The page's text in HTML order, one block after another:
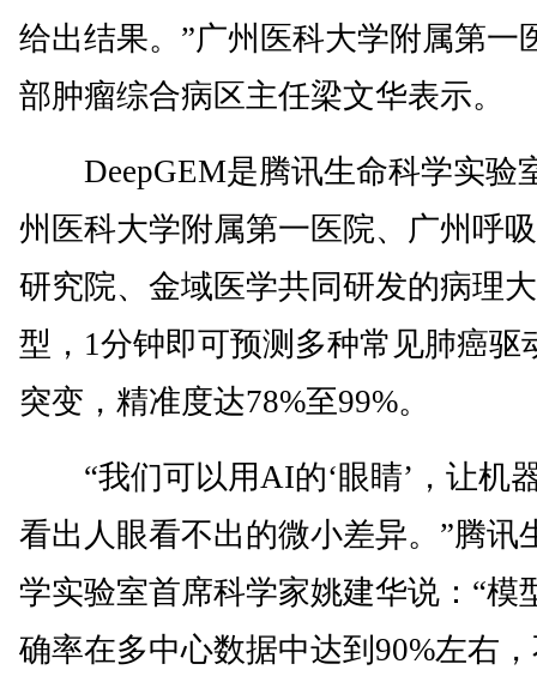
给出结果。”广州医科大学附属第一
部肿瘤综合病区主任梁文华表示。
DeepGEM是腾讯生命科学实验
州医科大学附属第一医院、广州呼
研究院、金域医学共同研发的病理
型，1分钟即可预测多种常见肺癌驱
突变，精准度达78%至99%。
“我们可以用AI的‘眼睛’，让机
看出人眼看不出的微小差异。”腾讯
学实验室首席科学家姚建华说：“模
确率在多中心数据中达到90%左右